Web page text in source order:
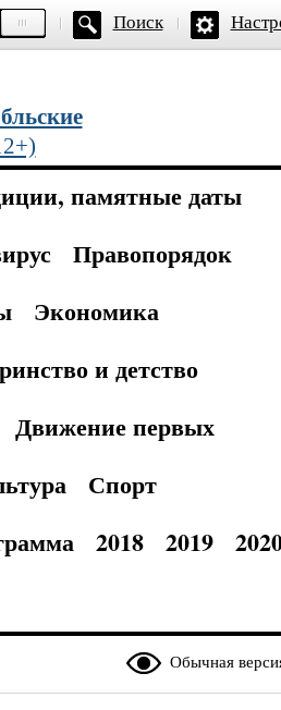
Поиск
памятные даты
Правопорядок
Экономика
и детство
Движение первых
Спорт
2018 2019
Обычная